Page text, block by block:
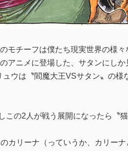
チーフは僕たち現実世界の様々
アニメに登場した、サタンにしか
ウは〝閻魔大王VSサタン〟の様
の2人が戦う展開になったら〝
カリーナ（っていうか、カリー